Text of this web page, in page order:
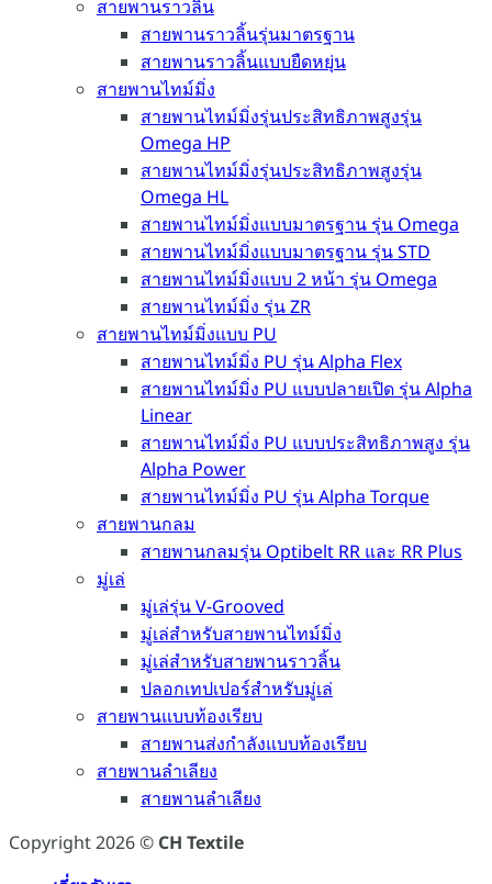
สายพานราวลิ้น
สายพานราวลิ้นรุ่นมาตรฐาน
สายพานราวลิ้นแบบยืดหยุ่น
สายพานไทม์มิ่ง
สายพานไทม์มิ่งรุ่นประสิทธิภาพสูงรุ่น
Omega HP
สายพานไทม์มิ่งรุ่นประสิทธิภาพสูงรุ่น
Omega HL
สายพานไทม์มิ่งแบบมาตรฐาน รุ่น Omega
สายพานไทม์มิ่งแบบมาตรฐาน รุ่น STD
สายพานไทม์มิ่งแบบ 2 หน้า รุ่น Omega
สายพานไทม์มิ่ง รุ่น ZR
สายพานไทม์มิ่งแบบ PU
สายพานไทม์มิ่ง PU รุ่น Alpha Flex
สายพานไทม์มิ่ง PU แบบปลายเปิด รุ่น Alpha
Linear
สายพานไทม์มิ่ง PU แบบประสิทธิภาพสูง รุ่น
Alpha Power
สายพานไทม์มิ่ง PU รุ่น Alpha Torque
สายพานกลม
สายพานกลมรุ่น Optibelt RR และ RR Plus
มู่เล่
มู่เล่รุ่น V-Grooved
มู่เล่สำหรับสายพานไทม์มิ่ง
มู่เล่สำหรับสายพานราวลิ้น
ปลอกเทปเปอร์สำหรับมู่เล่
สายพานแบบท้องเรียบ
สายพานส่งกำลังแบบท้องเรียบ
สายพานลำเลียง
สายพานลำเลียง
Copyright 2026 © CH Textile